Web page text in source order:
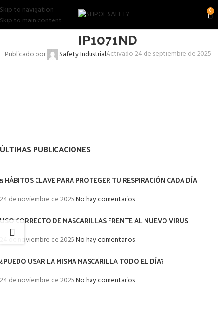
Skip to navigation
Skip to main content
0
IP1071ND
Publicado por Safety IndustrialActivado 24 de septiembre de 2025
ÚLTIMAS PUBLICACIONES
5 HÁBITOS CLAVE PARA PROTEGER TU RESPIRACIÓN CADA DÍA
24 de noviembre de 2025No hay comentarios
USO CORRECTO DE MASCARILLAS FRENTE AL NUEVO VIRUS
24 de noviembre de 2025No hay comentarios
¿PUEDO USAR LA MISMA MASCARILLA TODO EL DÍA?
24 de noviembre de 2025No hay comentarios